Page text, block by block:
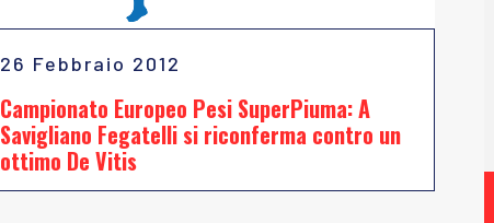
26 Febbraio 2012
Campionato Europeo Pesi SuperPiuma: A
Savigliano Fegatelli si riconferma contro un
ottimo De Vitis